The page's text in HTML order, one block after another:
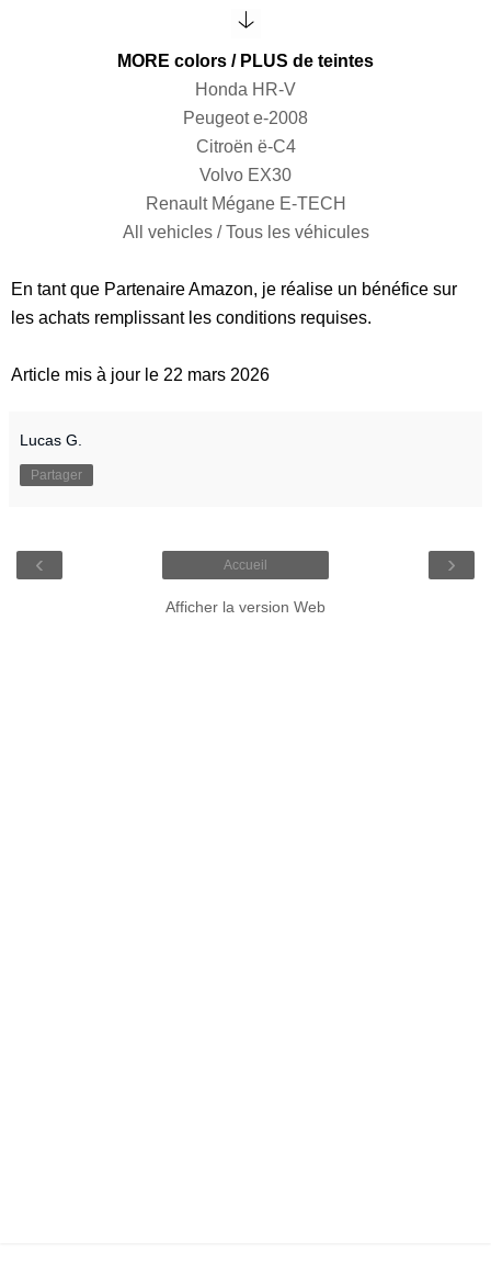
MORE colors / PLUS de teintes
Honda HR-V
Peugeot e-2008
Citroën ë-C4
Volvo EX30
Renault Mégane E-TECH
All vehicles / Tous les véhicules
En tant que Partenaire Amazon, je réalise un bénéfice sur
les achats remplissant les conditions requises.
Article mis à jour le 22 mars 2026
Lucas G.
Partager
‹ ›
Accueil
Afficher la version Web